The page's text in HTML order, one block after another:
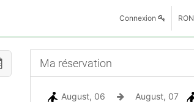
Connexion RON
Ma réservation
August, 06 August, 07